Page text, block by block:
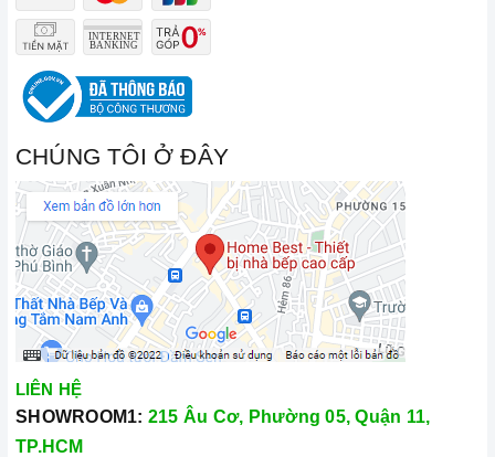
CHÚNG TÔI Ở ĐÂY
LIÊN HỆ
SHOWROOM1: 215 Âu Cơ, Phường 05, Quận 11,
TP.HCM